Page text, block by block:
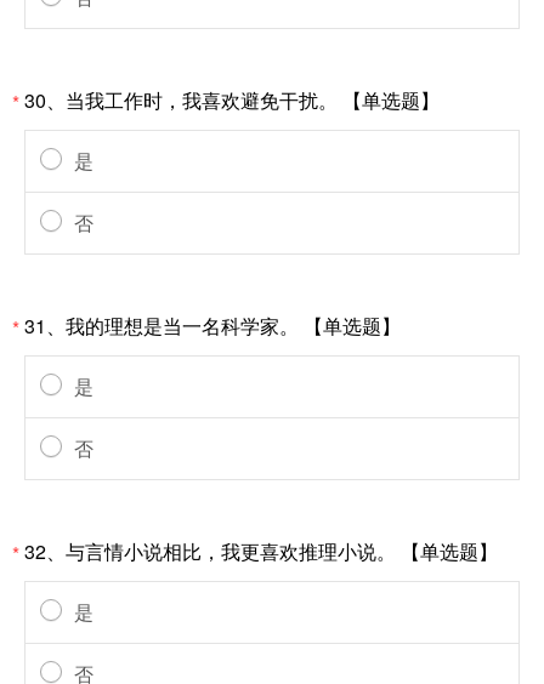
*30、当我工作时，我喜欢避免干扰。 【单选题】
是
否
*31、我的理想是当一名科学家。 【单选题】
是
否
*32、与言情小说相比，我更喜欢推理小说。 【单选题】
是
否